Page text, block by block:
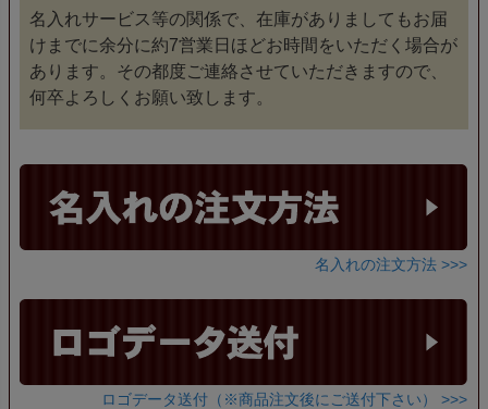
名入れサービス等の関係で、在庫がありましてもお届
けまでに余分に約7営業日ほどお時間をいただく場合が
あります。その都度ご連絡させていただきますので、
何卒よろしくお願い致します。
名入れの注文方法 >>>
ロゴデータ送付（※商品注文後にご送付下さい） >>>